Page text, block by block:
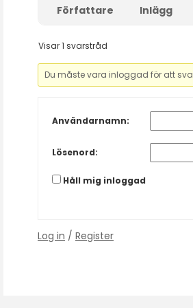
Författare Inlägg
Visar 1 svarstråd
Du måste vara inloggad för att
Användarnamn:
Lösenord:
Håll mig inloggad
Log in / Register